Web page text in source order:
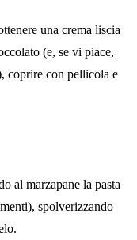
una crema liscia
(e, se vi piace,
coprire con pellicola e
al marzapane la pasta
spolverizzando